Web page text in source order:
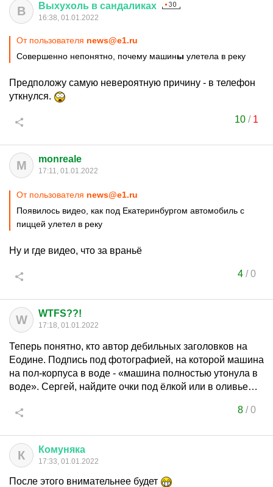
В Выхухоль в сандаликах
16:38, 01.01.2022
От пользователя news@e1.ru
Совершенно непонятно, почему машины улетела в реку
Предположу самую невероятную причину - в телефон
уткнулся.
10 / 1
M monreale
17:11, 01.01.2022
От пользователя news@e1.ru
Появилось видео, как под Екатеринбургом автомобиль с
пиццей улетел в реку
Ну и где видео, что за враньё
4/0
W WTFS??!
17:18, 01.01.2022
Теперь понятно, кто автор дебильных заголовков на
Еодине. Подпись под фотографией, на которой машина
на пол-корпуса в воде - «машина полностью утонула в
воде». Сергей, найдите очки под ёлкой или в оливье…
8/0
К Комуняка
17:33, 01.01.2022
После этого внимательнее будет